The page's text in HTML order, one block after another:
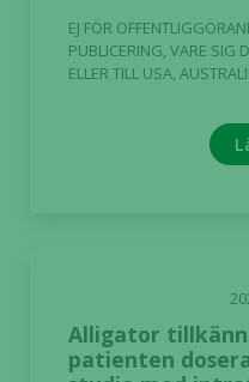
EJ FÖR
PUBLICERING, VARE SIG
ELLER TILL USA,
Alligator
patienten